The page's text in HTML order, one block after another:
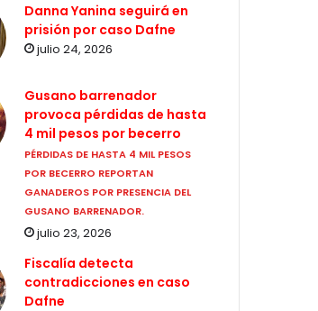
Danna Yanina seguirá en
prisión por caso Dafne
julio 24, 2026
Gusano barrenador
provoca pérdidas de hasta
4 mil pesos por becerro
PÉRDIDAS DE HASTA 4 MIL PESOS
POR BECERRO REPORTAN
GANADEROS POR PRESENCIA DEL
GUSANO BARRENADOR.
julio 23, 2026
Fiscalía detecta
contradicciones en caso
Dafne